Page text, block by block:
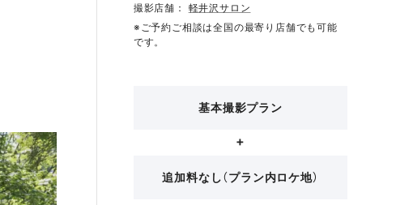
撮影店舗： 軽井沢サロン
※ご予約ご相談は全国の最寄り店舗でも可能
です。
基本撮影プラン
追加料なし（プラン内ロケ地）